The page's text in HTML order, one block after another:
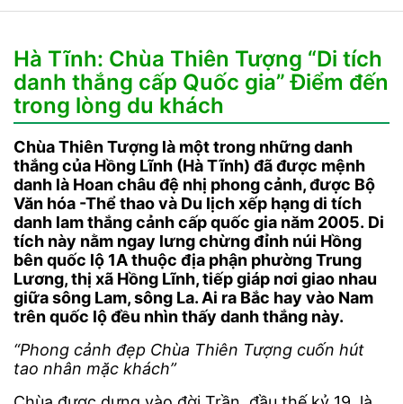
Hà Tĩnh: Chùa Thiên Tượng “Di tích
danh thắng cấp Quốc gia” Điểm đến
trong lòng du khách
Chùa Thiên Tượng là một trong những danh
thắng của Hồng Lĩnh (Hà Tĩnh) đã được mệnh
danh là Hoan châu đệ nhị phong cảnh, được Bộ
Văn hóa -Thể thao và Du lịch xếp hạng di tích
danh lam thắng cảnh cấp quốc gia năm 2005. Di
tích này nằm ngay lưng chừng đỉnh núi Hồng
bên quốc lộ 1A thuộc địa phận phường Trung
Lương, thị xã Hồng Lĩnh, tiếp giáp nơi giao nhau
giữa sông Lam, sông La. Ai ra Bắc hay vào Nam
trên quốc lộ đều nhìn thấy danh thắng này.
“Phong cảnh đẹp Chùa Thiên Tượng cuốn hút
tao nhân mặc khách”